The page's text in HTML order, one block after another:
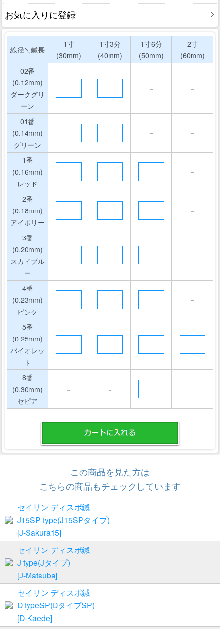
お気に入りに登録
線径＼鍼長
1寸
(30mm)
1寸3分
(40mm)
1寸6分
(50mm)
2寸
(60mm)
02番
(0.12mm)
ダークグリ
ーン
－ －
01番
(0.14mm)
グリーン
－ －
1番
(0.16mm)
レッド
－
2番
(0.18mm)
アイボリー
－
3番
(0.20mm)
スカイブル
ー
4番
(0.23mm)
ピンク
－
5番
(0.25mm)
バイオレッ
ト
8番
(0.30mm)
セピア
－ －
この商品を見た方は
こちらの商品もチェックしています
セイリン ディスポ鍼
J15SP type(J15SPタイプ)
[J-Sakura15]
セイリン ディスポ鍼
J type(Jタイプ)
[J-Matsuba]
セイリン ディスポ鍼
D typeSP(DタイプSP)
[D-Kaede]